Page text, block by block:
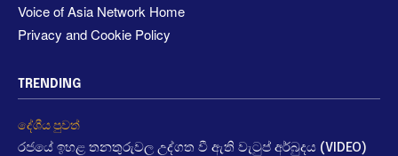
Voice of Asia Network Home
Privacy and Cookie Policy
TRENDING
දේශීය පුවත්
රජයේ ඉහළ තනතුරුවල උද්ගත වී ඇති වැටුප් අර්බුදය (VIDEO)